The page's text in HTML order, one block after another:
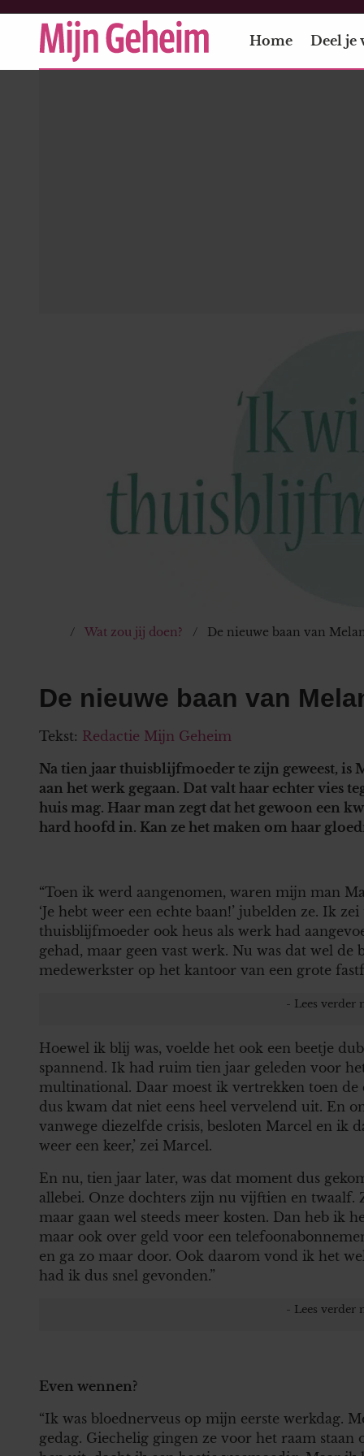
Home Deel je
Wat zou jij doen? De nieuwe baan van
De nieuwe baan van
Tekst: Redactie Mijn Geheim
Na tien jaar thuisblijfmoeder te zijn geweest, is
aan het werk gegaan. Dat valt haar echter vies
huis mag. Haar man zegt dat het gewoon een
hard hoofd in. Kan ze het maken om haar
“Toen ik werd aangenomen, waren mijn man
‘Je hebt weer een echte baan!’ jubelden ze. Ik
thuisblijfmoeder ook heus als werk had
gehad, maar geen vast werk. Nu was dat wel de
medewerkster op het kantoor van een grote
Hoewel ik blij was, voelde het ook een beetje
spannend. Ik had ruim tien jaar geleden voor
multinational. Daar moest ik vertrekken toen
dus kwam dat niet eens heel vervelend uit. En
vanwege diezelfde crisis, besloten Marcel en ik
weer een keer,’ zei Marcel.
En nu, tien jaar later, was dat moment dus
allebei. Onze dochters zijn nu vijftien en twaalf.
maar gaan wel steeds meer kosten. Dan heb ik
maar ook over geld voor een
en ga zo maar door. Ook daarom vond ik het
had ik dus snel gevonden.”
Even wennen?
“Ik was bloednerveus op mijn eerste werkdag.
gedag. Giechelig gingen ze voor het raam